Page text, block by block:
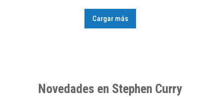
Cargar más
Novedades en Stephen Curry